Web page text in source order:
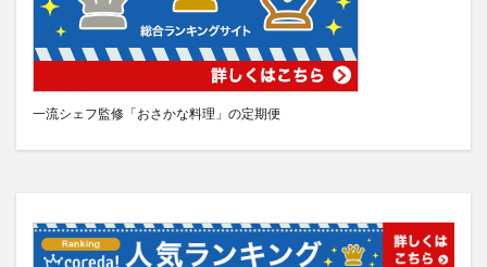
一流シェフ監修「おさかな料理」の定期便